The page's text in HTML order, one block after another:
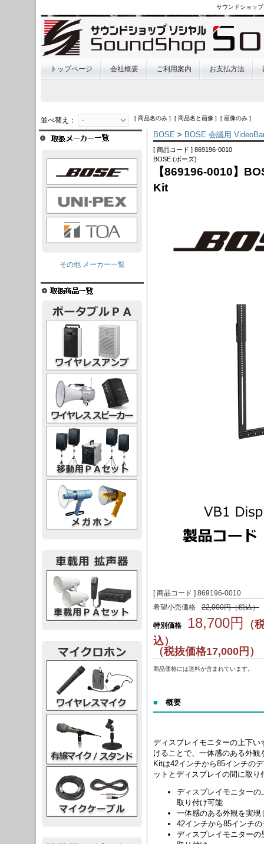
サウンドショッ
トップページ 会社概要 ご利用案内 お支払方法
並べ替え： [ 商品名のみ ] [ 商品名と画像 ] [ 画像のみ ]
BOSE > BOSE 会議用
[ 商品コード ] 869196-0010
BOSE (ボーズ)
【869196-0010】
Kit
[ 商品コード ] 869196-0010
希望小売価格
22,000円（税込）
特別価格 18,700円 （
込）
（税抜価格17,000円）
商品価格には送料が含まれています。
■ 概要
ディスプレイモニターの上下
けることで、一体感のある外
Kitは42インチから85インチの
ットとディスプレイの間に取
ディスプレイモニター
取り付け可能
一体感のある外観を実
42インチから85インチ
ディスプレイモニター
その他 メーカー一覧